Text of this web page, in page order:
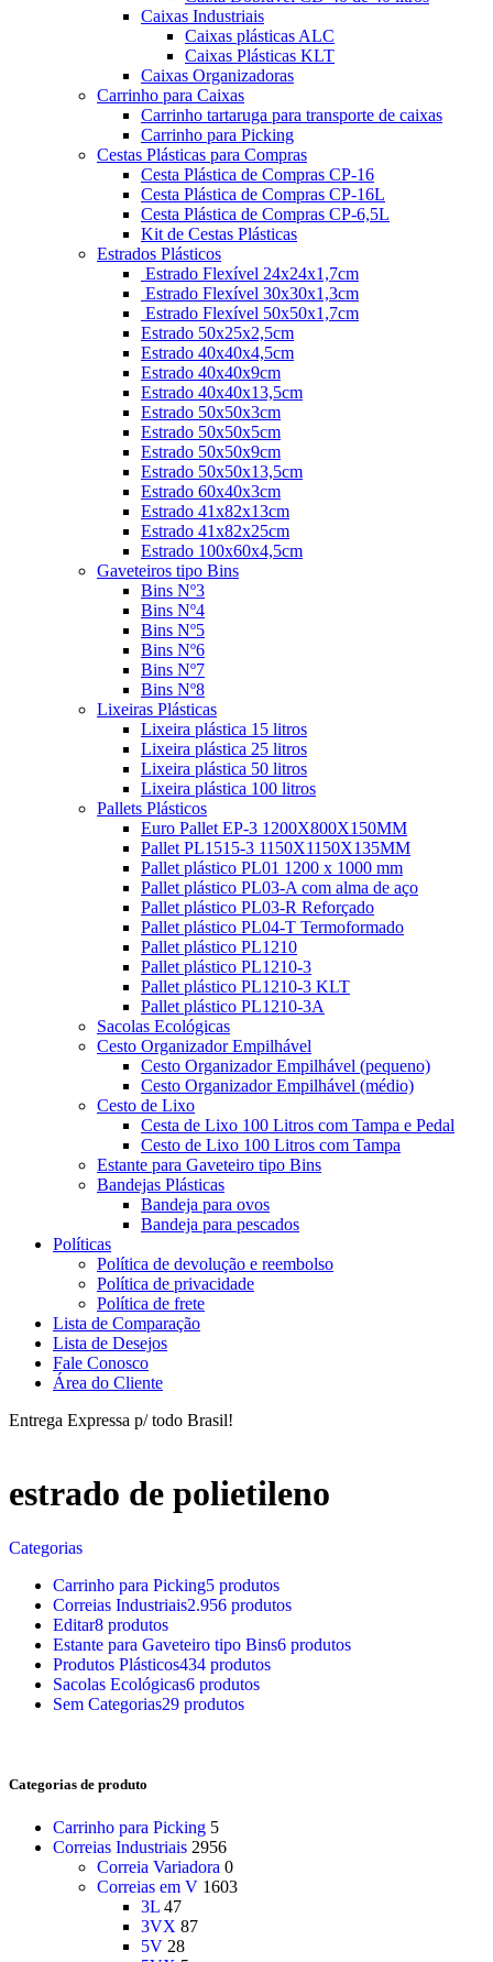
Caixas Industriais
Caixas plásticas ALC
Caixas Plásticas KLT
Caixas Organizadoras
Carrinho para Caixas
Carrinho tartaruga para transporte de caixas
Carrinho para Picking
Cestas Plásticas para Compras
Cesta Plástica de Compras CP-16
Cesta Plástica de Compras CP-16L
Cesta Plástica de Compras CP-6,5L
Kit de Cestas Plásticas
Estrados Plásticos
Estrado Flexível 24x24x1,7cm
Estrado Flexível 30x30x1,3cm
Estrado Flexível 50x50x1,7cm
Estrado 50x25x2,5cm
Estrado 40x40x4,5cm
Estrado 40x40x9cm
Estrado 40x40x13,5cm
Estrado 50x50x3cm
Estrado 50x50x5cm
Estrado 50x50x9cm
Estrado 50x50x13,5cm
Estrado 60x40x3cm
Estrado 41x82x13cm
Estrado 41x82x25cm
Estrado 100x60x4,5cm
Gaveteiros tipo Bins
Bins Nº3
Bins Nº4
Bins Nº5
Bins Nº6
Bins Nº7
Bins Nº8
Lixeiras Plásticas
Lixeira plástica 15 litros
Lixeira plástica 25 litros
Lixeira plástica 50 litros
Lixeira plástica 100 litros
Pallets Plásticos
Euro Pallet EP-3 1200X800X150MM
Pallet PL1515-3 1150X1150X135MM
Pallet plástico PL01 1200 x 1000 mm
Pallet plástico PL03-A com alma de aço
Pallet plástico PL03-R Reforçado
Pallet plástico PL04-T Termoformado
Pallet plástico PL1210
Pallet plástico PL1210-3
Pallet plástico PL1210-3 KLT
Pallet plástico PL1210-3A
Sacolas Ecológicas
Cesto Organizador Empilhável
Cesto Organizador Empilhável (pequeno)
Cesto Organizador Empilhável (médio)
Cesto de Lixo
Cesta de Lixo 100 Litros com Tampa e Pedal
Cesto de Lixo 100 Litros com Tampa
Estante para Gaveteiro tipo Bins
Bandejas Plásticas
Bandeja para ovos
Bandeja para pescados
Políticas
Política de devolução e reembolso
Política de privacidade
Política de frete
Lista de Comparação
Lista de Desejos
Fale Conosco
Área do Cliente
Entrega Expressa p/ todo Brasil!
estrado de polietileno
Categorias
Carrinho para Picking5 produtos
Correias Industriais2.956 produtos
Editar8 produtos
Estante para Gaveteiro tipo Bins6 produtos
Produtos Plásticos434 produtos
Sacolas Ecológicas6 produtos
Sem Categorias29 produtos
Categorias de produto
Carrinho para Picking 5
Correias Industriais 2956
Correia Variadora 0
Correias em V 1603
3L 47
3VX 87
5V 28